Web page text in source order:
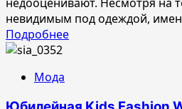
России»
невидимым под одеждой,
ПодробнееПрочитать
Мода